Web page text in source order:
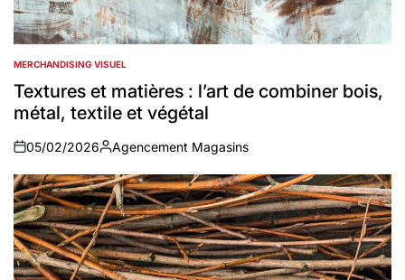
POSTED
IN
MERCHANDISING VISUEL
Textures et matières : l’art de combiner bois,
métal, textile et végétal
on
05/02/2026
Auteur
Agencement Magasins